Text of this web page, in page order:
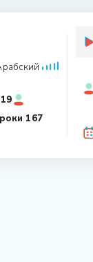
19 Всего студентов
167